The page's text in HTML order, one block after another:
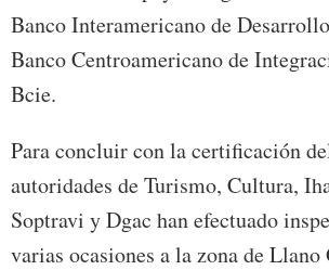
Banco Interamericano de
Banco Centroamericano de
Bcie.
Para concluir con la certificación
autoridades de Turismo, Cultura,
Soptravi y Dgac han efectuado
varias ocasiones a la zona de Llano